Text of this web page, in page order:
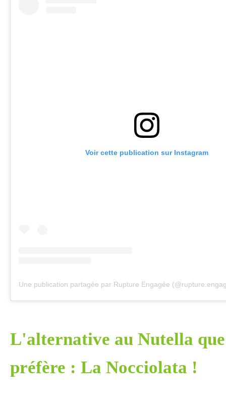
Voir cette publication sur Instagram
Une publication partagée par Rupture Engagée
L'alternative au Nutella
préfère : La Nocciolata !